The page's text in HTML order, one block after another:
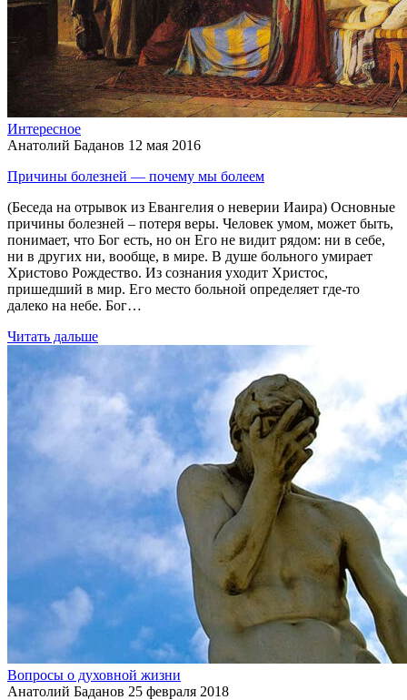
Интересное
Анатолий Баданов 12 мая 2016
Причины болезней — почему мы болеем
(Беседа на отрывок из Евангелия о неверии Иаира) Основные
причины болезней – потеря веры. Человек умом, может быть,
понимает, что Бог есть, но он Его не видит рядом: ни в себе,
ни в других ни, вообще, в мире. В душе больного умирает
Христово Рождество. Из сознания уходит Христос,
пришедший в мир. Его место больной определяет где-то
далеко на небе. Бог…
Читать дальше
Вопросы о духовной жизни
Анатолий Баданов 25 февраля 2018